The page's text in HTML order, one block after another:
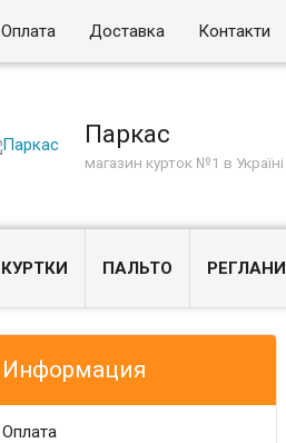
Оплата Доставка Контакти
Паркас
магазин курток №1 в Україні
КУРТКИ ПАЛЬТО РЕГЛАНИ
Информация
Оплата